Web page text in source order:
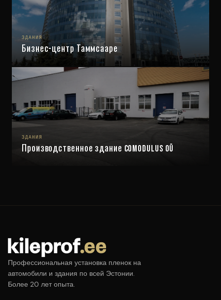
ЗДАНИЯ
Бизнес-центр Таммсааре
ЗДАНИЯ
Производственное здание Comodulus OÜ
Профессиональная установка пленок на
автомобили и здания по всей Эстонии.
Более 20 лет опыта.